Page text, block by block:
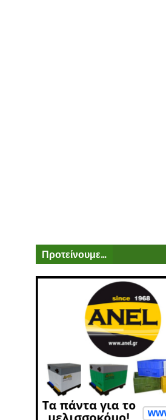
Προτείνουμε...